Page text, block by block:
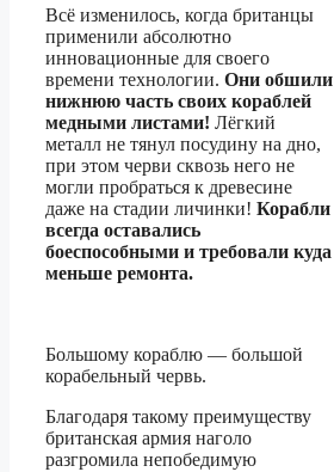
Всё изменилось, когда британцы
применили абсолютно
инновационные для своего
времени технологии. Они обшили
нижнюю часть своих кораблей
медными листами! Лёгкий
металл не тянул посудину на дно,
при этом черви сквозь него не
могли пробраться к древесине
даже на стадии личинки! Корабли
всегда оставались
боеспособными и требовали куда
меньше ремонта.
Большому кораблю — большой
корабельный червь.
Благодаря такому преимуществу
британская армия наголо
разгромила непобедимую